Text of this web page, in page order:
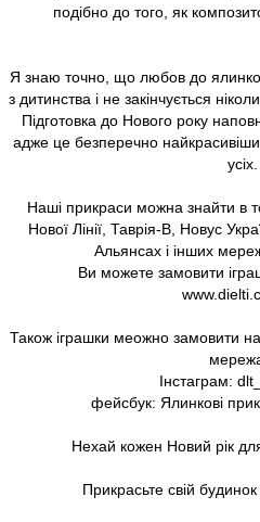
подібно до того, як
Я знаю точно, що любов до
з дитинства і не закінчується
Підготовка до Нового року
адже це безперечно
усіх.
Наші прикраси можна знайти в
Нової Лінії, Таврія-В, Новус
Альянсах і інших
Ви можете замовити
Також іграшки меожно замовити
Інстаграм:
фейсбук: Ялинкові
Нехай кожен Новий рік
Прикрасьте свій